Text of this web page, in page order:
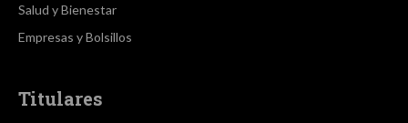
Salud y Bienestar
Empresas y Bolsillos
Titulares